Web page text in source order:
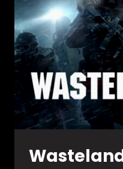
ENGINE
5